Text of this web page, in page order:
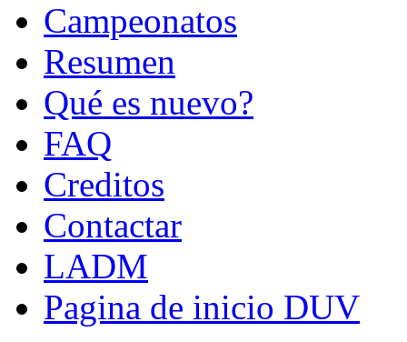
Campeonatos
Resumen
Qué es nuevo?
FAQ
Creditos
Contactar
LADM
Pagina de inicio DUV